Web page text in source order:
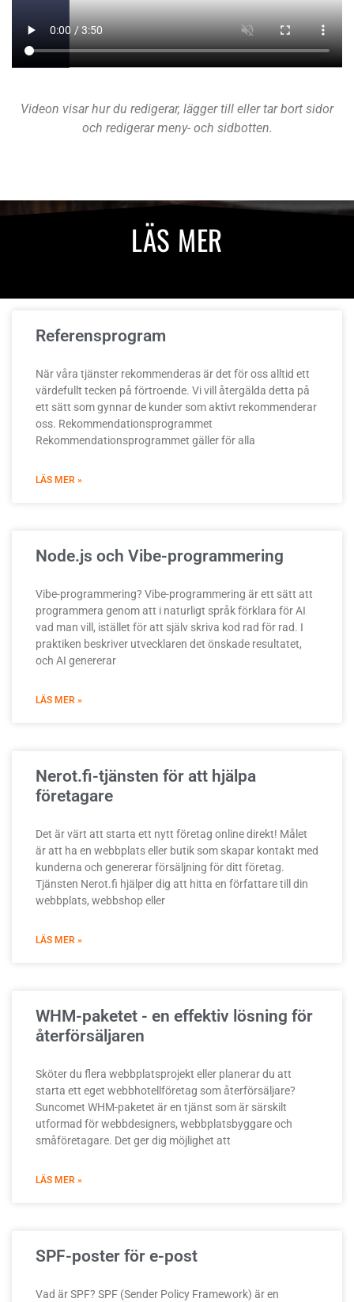
Videon visar hur du redigerar, lägger till eller tar bort sidor
och redigerar meny- och sidbotten.
LÄS MER
Referensprogram
När våra tjänster rekommenderas är det för oss alltid ett
värdefullt tecken på förtroende. Vi vill återgälda detta på
ett sätt som gynnar de kunder som aktivt rekommenderar
oss. Rekommendationsprogrammet
Rekommendationsprogrammet gäller för alla
LÄS MER »
Node.js och Vibe-programmering
Vibe-programmering? Vibe-programmering är ett sätt att
programmera genom att i naturligt språk förklara för AI
vad man vill, istället för att själv skriva kod rad för rad. I
praktiken beskriver utvecklaren det önskade resultatet,
och AI genererar
LÄS MER »
Nerot.fi-tjänsten för att hjälpa
företagare
Det är värt att starta ett nytt företag online direkt! Målet
är att ha en webbplats eller butik som skapar kontakt med
kunderna och genererar försäljning för ditt företag.
Tjänsten Nerot.fi hjälper dig att hitta en författare till din
webbplats, webbshop eller
LÄS MER »
WHM-paketet - en effektiv lösning för
återförsäljaren
Sköter du flera webbplatsprojekt eller planerar du att
starta ett eget webbhotellföretag som återförsäljare?
Suncomet WHM-paketet är en tjänst som är särskilt
utformad för webbdesigners, webbplatsbyggare och
småföretagare. Det ger dig möjlighet att
LÄS MER »
SPF-poster för e-post
Vad är SPF? SPF (Sender Policy Framework) är en